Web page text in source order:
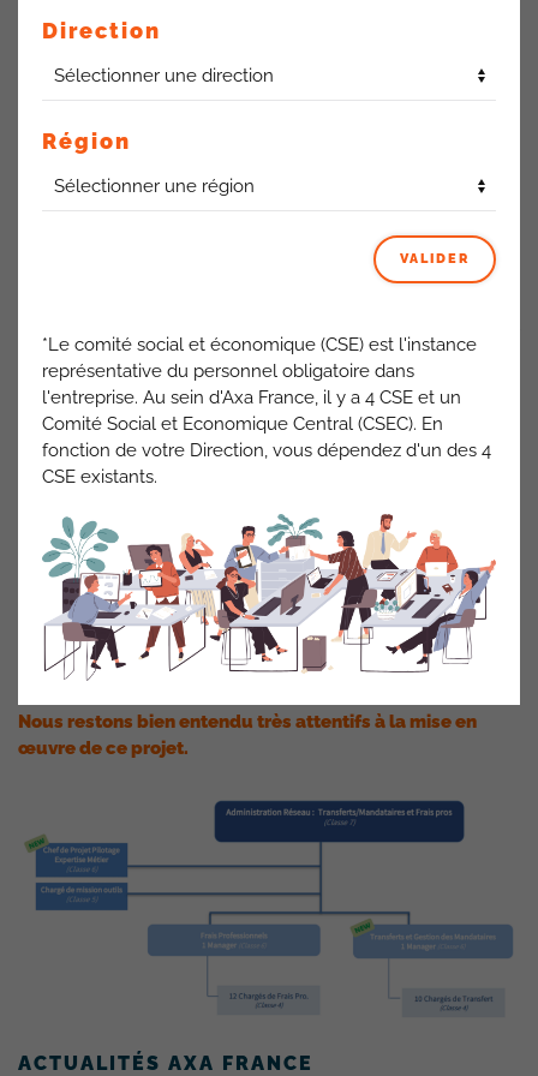
l’équipe de gestion une source de stress et d’inquiétude, et
procédure laborieuse.
équipes à savoir :
Les 2 postes de référents sont supprimés
sur l’ensemble de l’administration réseau
1 poste de « chef de projet pilotage expertise métier »
expertise en terme d’organisation de l’équipe pour éviter
la prise de retard dans la gestion des activités.
1 manager sera nommé pour l’équipe transferts et
gestion des mandataires.
Parallèlement, un conseiller sera à disposition des
commerciaux afin de les aider au mieux dans la réalisation
de leur note de frais et ainsi éviter des refus de prise en
charge.
Si pour laCFDTce projet semble cohérent, il n’en
demeure pas moins que les équipes de Pessac devront
être accompagnées dans ce changement d’autant que
l’outil de gestion NDF a été remplacé par CONCUR.
Nous restons bien entendu très attentifs à la mise en
œuvre de ce projet.
ACTUALITÉS AXA FRANCE
Direction
Région
VALIDER
*Le comité social et économique (CSE) est l'instance
représentative du personnel obligatoire dans
l'entreprise. Au sein d'Axa France, il y a 4 CSE et un
Comité Social et Economique Central (CSEC). En
fonction de votre Direction, vous dépendez d'un des 4
CSE existants.